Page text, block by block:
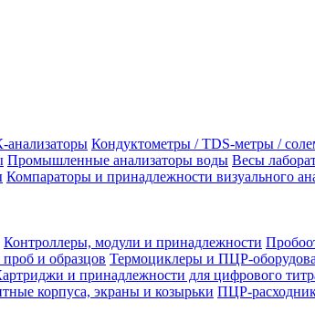
Кондуктометры / TDS-метры /
Промышленные анализаторы воды Весы
Компараторы и принадлежности визуального
Контроллеры, модули и принадлежности
и образцов Термоциклеры и ПЦР-
и принадлежности для цифрового
корпуса, экраны и козырьки ПЦР-